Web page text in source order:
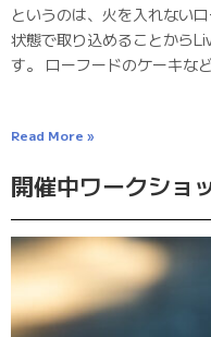
というのは、火を入れない
状態で取り込めることから
す。 ローフードのケーキなど
Read More »
開催中ワークショ